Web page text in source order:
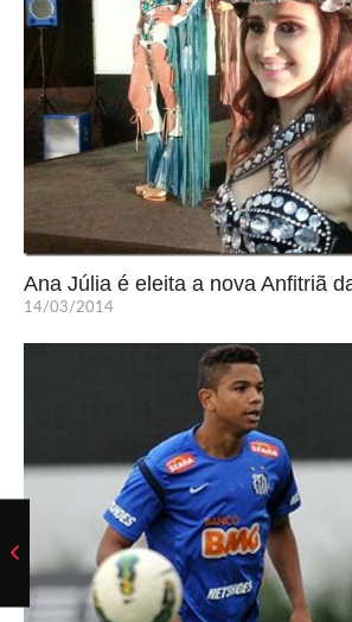
Ana Júlia é eleita a nova Anfitriã
14/03/2014